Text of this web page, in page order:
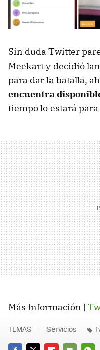
Sin duda Twitter
Meekart y decidió
para dar la batalla,
encuentra
tiempo lo estará
Más Información |
TEMAS Servicios